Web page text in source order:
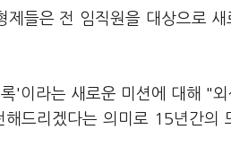
들은 전 임직원을 대상으로
'이라는 새로운 미션에 대해 "
드리겠다는 의미로 15년간의